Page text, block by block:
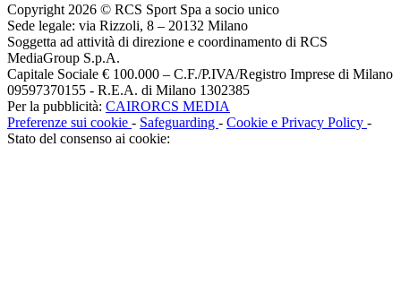
Copyright 2026 © RCS Sport Spa a socio unico
Sede legale: via Rizzoli, 8 – 20132 Milano
Soggetta ad attività di direzione e coordinamento di RCS
MediaGroup S.p.A.
Capitale Sociale € 100.000 – C.F./P.IVA/Registro Imprese di Milano
09597370155 - R.E.A. di Milano 1302385
Per la pubblicità: CAIRORCS MEDIA
Preferenze sui cookie - Safeguarding - Cookie e Privacy Policy -
Stato del consenso ai cookie: